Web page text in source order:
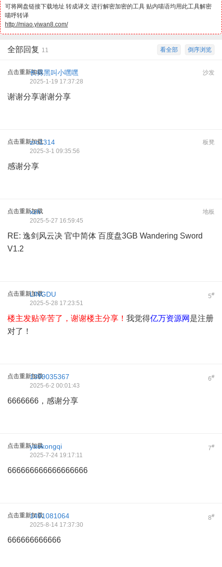
可将网盘链接下载地址 转成译文 进行解密加密的工具 贴内喵语均用此工具解密
喵呼转译
http://miao.yiwan8.com/
倒序浏览
看全部
全部回复 11
点击重新加载 沙发
长得黑叫小嘿嘿
2025-1-19 17:37:28
谢谢分享谢谢分享
点击重新加载 板凳
zrc1314
2025-3-1 09:35:56
感谢分享
点击重新加载 地板
xzh
2025-5-27 16:59:45
RE: 逸剑风云决 官中简体 百度盘3GB Wandering Sword
V1.2
点击重新加载 5#
LINGDU
2025-5-28 17:23:51
楼主发贴辛苦了，谢谢楼主分享！ 我觉得亿万资源网 是注册
对了！
点击重新加载 6#
1399035367
2025-6-2 00:01:43
6666666，感谢分享
点击重新加载 7#
yaokongqi
2025-7-24 19:17:11
666666666666666666
点击重新加载 8#
1491081064
2025-8-14 17:37:30
666666666666